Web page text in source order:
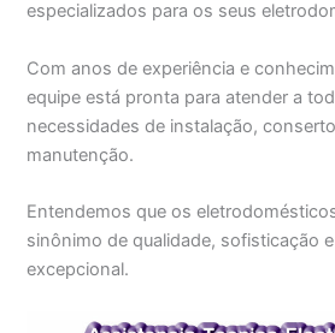
especializados para os seus
Com anos de experiência e
equipe está pronta para atender a
necessidades de instalação,
manutenção.
Entendemos que os
sinônimo de qualidade, sofisticação
excepcional.